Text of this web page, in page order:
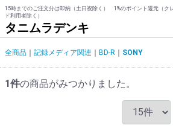
15時までのご注文分は即納（土日祝除く） 1%のポイント還元（ク
ド利用者除く）
タニムラデンキ
全商品 記録メディア関連 BD-R SONY
1件の商品がみつかりました。